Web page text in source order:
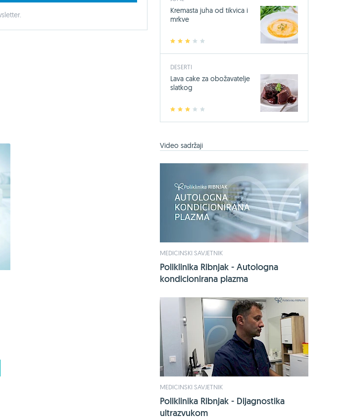
-24%
Bio-Kult, 60
17,49 €
2 3 4
Kremasta juha od tikvica i
mrkve
DESERTI
2 3 4
Lava cake za obožavatelje
slatkog
Video sadržaji
MEDICINSKI SAVJETNIK
Poliklinika Ribnjak - Autologna
kondicionirana plazma
MEDICINSKI SAVJETNIK
Poliklinika Ribnjak - Dijagnostika
ultrazvukom